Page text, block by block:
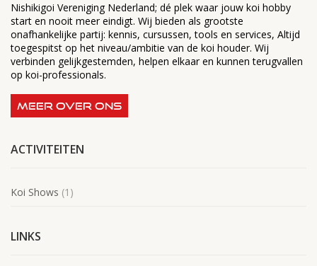
Nishikigoi Vereniging Nederland; dé plek waar jouw koi hobby
start en nooit meer eindigt. Wij bieden als grootste
onafhankelijke partij: kennis, cursussen, tools en services, Altijd
toegespitst op het niveau/ambitie van de koi houder. Wij
verbinden gelijkgestemden, helpen elkaar en kunnen terugvallen
op koi-professionals.
MEER OVER ONS
ACTIVITEITEN
Koi Shows (1)
LINKS